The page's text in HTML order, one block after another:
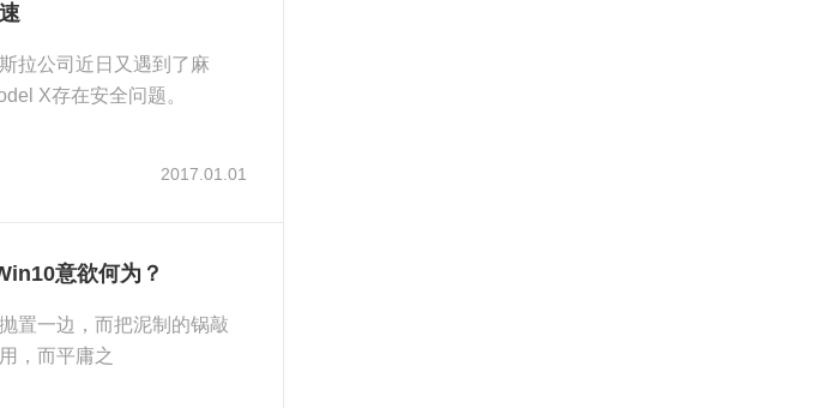
拉公司近日又遇到了麻
X存在安全问题。
2017.01.01
意欲何为？
置一边，而把泥制的锅敲
，而平庸之